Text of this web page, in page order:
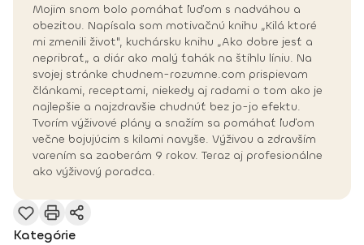
Mojim snom bolo pomáhať ľuďom s nadváhou a
obezitou. Napísala som motivačnú knihu „Kilá ktoré
mi zmenili život", kuchársku knihu „Ako dobre jesť a
nepribrať„ a diár ako malý ťahák na štíhlu líniu. Na
svojej stránke chudnem-rozumne.com prispievam
článkami, receptami, niekedy aj radami o tom ako je
najlepšie a najzdravšie chudnúť bez jo-jo efektu.
Tvorím výživové plány a snažím sa pomáhať ľuďom
večne bojujúcim s kilami navyše. Výživou a zdravším
varením sa zaoberám 9 rokov. Teraz aj profesionálne
ako výživový poradca.
Kategórie